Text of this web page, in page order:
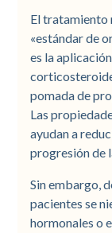
El tratamiento
«estándar de
es la
pomada de
Las
ayudan a
progresión de
Sin embargo,
pacientes se
hormonales o